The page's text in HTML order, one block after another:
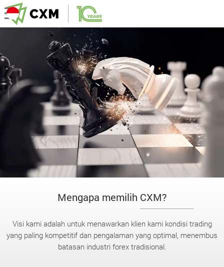
Mengapa memilih CXM?
Visi kami adalah untuk menawarkan klien kami kondisi trading
yang paling kompetitif dan pengalaman yang optimal, menembus
batasan industri forex tradisional.